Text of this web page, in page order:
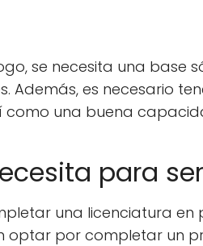
se necesita una base
Además, es necesario
como una buena
para
una licenciatura
por completar un